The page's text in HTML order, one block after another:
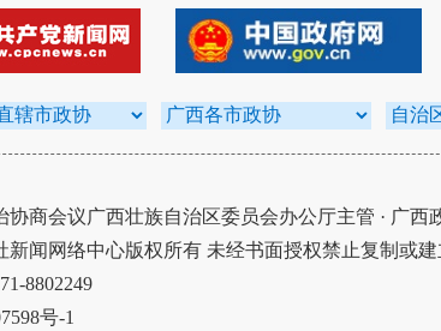
协商会议广西壮族自治区委员会办公厅主管 · 广西
新闻网络中心版权所有 未经书面授权禁止复制或建
8802249
号-1